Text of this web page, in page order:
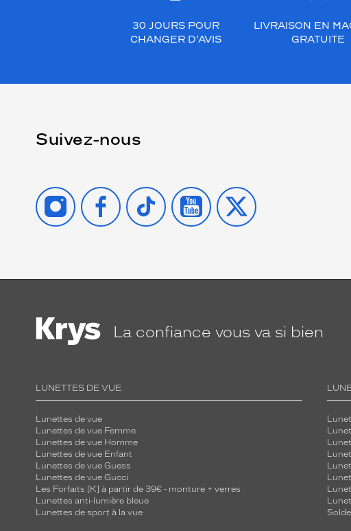
30 JOURS POUR
CHANGER D’AVIS
LIVRAISON EN
GRATUITE
Suivez-nous
INSTAGRAMFACEBOOK
TIKTOK YOUTUBE
X
La confiance vous va si bien
LUNETTES DE VUE
Lunettes de vue
Lunettes de vue Femme
Lunettes de vue Homme
Lunettes de vue Enfant
Lunettes de vue Guess
Lunettes de vue Gucci
Les Forfaits [K] à partir de 39€ - monture + verres
Lunettes anti-lumière bleue
Lunettes de sport à la vue